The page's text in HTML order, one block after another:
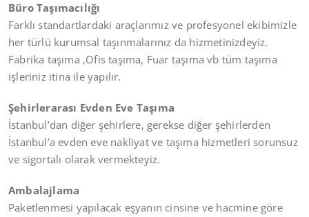
Büro Taşımacılığı
Farklı standartlardaki araçlarımız ve profesyonel ekibimizle
her türlü kurumsal taşınmalarınız da hizmetinizdeyiz.
Fabrika taşıma ,Ofis taşıma, Fuar taşıma vb tüm taşıma
işleriniz itina ile yapılır.
Şehirlerarası Evden Eve Taşıma
İstanbul’dan diğer şehirlere, gerekse diğer şehirlerden
İstanbul’a evden eve nakliyat ve taşıma hizmetleri sorunsuz
ve sigortalı olarak vermekteyiz.
Ambalajlama
Paketlenmesi yapılacak eşyanın cinsine ve hacmine göre